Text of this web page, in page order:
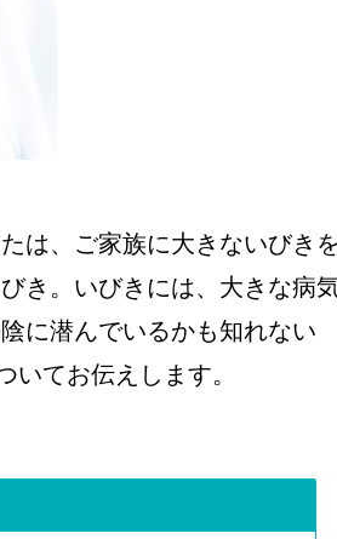
は、ご家族に大きないびきを
き。いびきには、大きな病
に潜んでいるかも知れない
いてお伝えします。